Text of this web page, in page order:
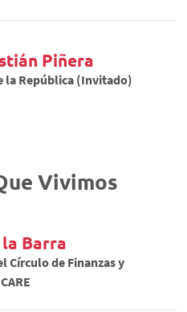
Piñera
la República (Invitado)
Vivimos
Barra
Círculo de Finanzas y